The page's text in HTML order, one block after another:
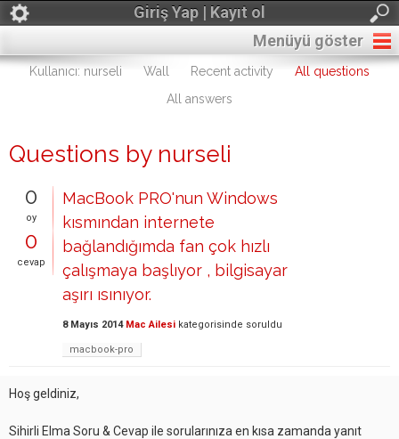
Giriş Yap | Kayıt ol
Menüyü göster
Kullanıcı: nurseli Wall Recent activity
All questions
All answers
Questions by nurseli
0
oy
0
cevap
MacBook PRO'nun Windows
kısmından internete
bağlandığımda fan çok hızlı
çalışmaya başlıyor , bilgisayar
aşırı ısınıyor.
8 Mayıs 2014 Mac Ailesi kategorisinde soruldu
macbook-pro
Hoş geldiniz,
Sihirli Elma Soru & Cevap ile sorularınıza en kısa zamanda yanıt